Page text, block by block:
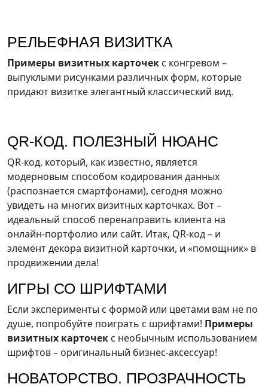
РЕЛЬЕФНАЯ ВИЗИТКА
Примеры визитных карточек с конгревом –
выпуклыми рисунками различных форм, которые
придают визитке элегантный классический вид.
QR-КОД. ПОЛЕЗНЫЙ НЮАНС
QR-код, который, как известно, является
модерновым способом кодирования данных
(распознается смартфонами), сегодня можно
увидеть на многих визитных карточках. Вот –
идеальный способ перенаправить клиента на
онлайн-портфолио или сайт. Итак, QR-код – и
элемент декора визитной карточки, и «помощник» в
продвижении дела!
ИГРЫ СО ШРИФТАМИ
Если эксперименты с формой или цветами вам не по
душе, попробуйте поиграть с шрифтами! Примеры
визитных карточек с необычным использованием
шрифтов – оригинальный бизнес-аксессуар!
НОВАТОРСТВО. ПРОЗРАЧНОСТЬ